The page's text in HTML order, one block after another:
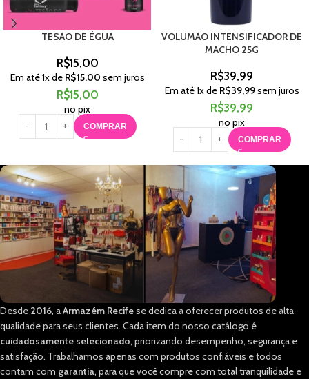
TESÃO DE ÉGUA
R$15,00
Em até1x de R$15,00 sem juros
R$15,00
no pix
COMPRAR
VOLUMÃO INTENSIFICADOR DE
MACHO 25G
R$39,99
Em até1x de R$39,99sem juros
R$39,99
no pix
COMPRAR
Desde 2016, aArmazém Recifese dedica a oferecer produtos de alta
qualidade para seus clientes. Cada item do nosso catálogo é
cuidadosamente selecionado, priorizando desempenho, segurança e
satisfação. Trabalhamos apenas com produtos confiáveis e todos
contam com garantia, para que você compre com total tranquilidade e